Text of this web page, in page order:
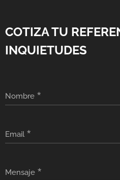
COTIZA TU
INQUIETUDES
Nombre
Email
Mensaje